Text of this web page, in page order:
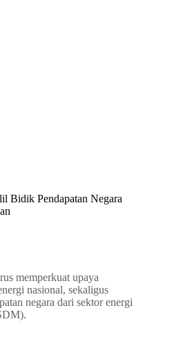
Bidik Pendapatan Negara
memperkuat upaya
nasional, sekaligus
negara dari sektor energi